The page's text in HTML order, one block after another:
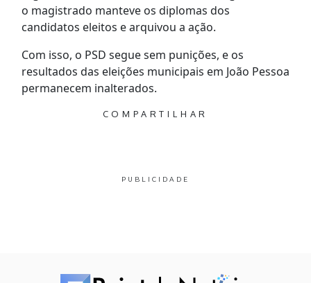
o magistrado manteve os diplomas dos
candidatos eleitos e arquivou a ação.
Com isso, o PSD segue sem punições, e os
resultados das eleições municipais em João Pessoa
permanecem inalterados.
COMPARTILHAR
PUBLICIDADE